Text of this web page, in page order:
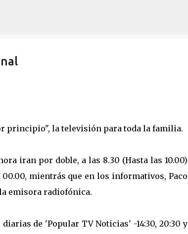
principio", la televisión para toda la familia.
iran por doble, a las 8.30 (Hasta las 10.00)
mientrás que en los informativos, Paco
emisora radiofónica.
de 'Popular TV Noticias' -14:30, 20:30 y